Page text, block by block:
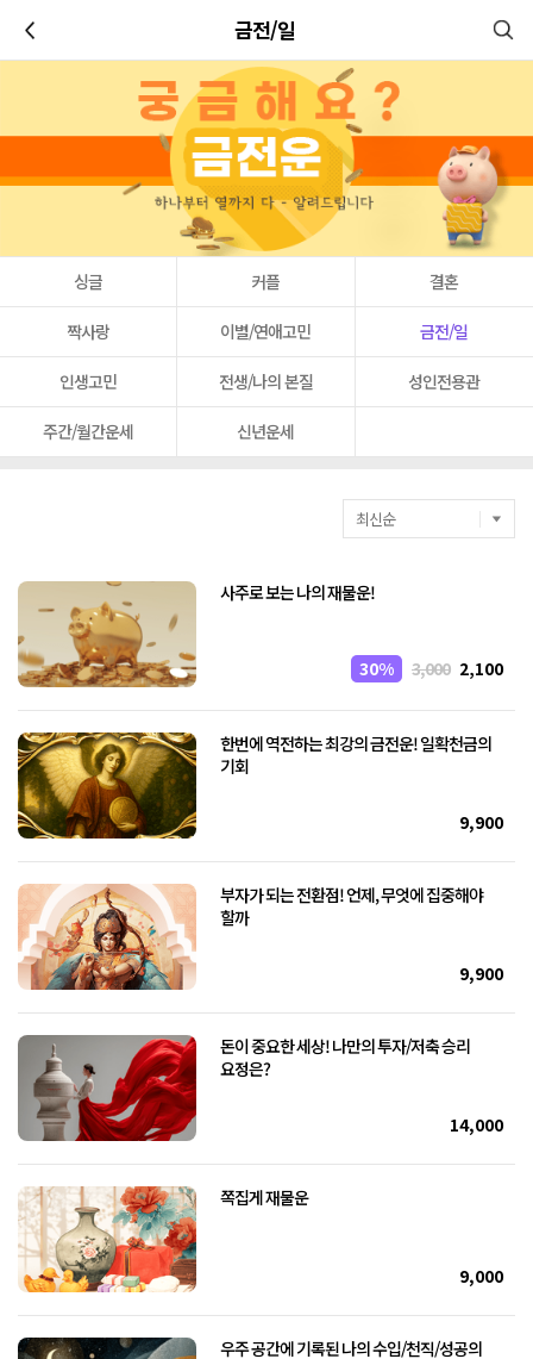
금전/일
싱글 커플 결혼
짝사랑 이별/연애고민 금전/일
인생고민 전생/나의 본질 성인전용관
주간/월간운세 신년운세
사주로 보는 나의 재물운!
30% 3,000 2,100
한번에 역전하는 최강의 금전운! 일확천금의
기회
9,900
부자가 되는 전환점! 언제, 무엇에 집중해야
할까
9,900
돈이 중요한 세상! 나만의 투자/저축 승리
요정은?
14,000
쪽집게 재물운
9,000
우주 공간에 기록된 나의 수입/천직/성공의